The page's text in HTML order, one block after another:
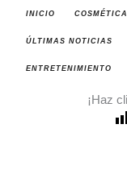
INICIO
ÚLTIMAS NOTICIAS
ENTRETENIMIENTO
¡Haz